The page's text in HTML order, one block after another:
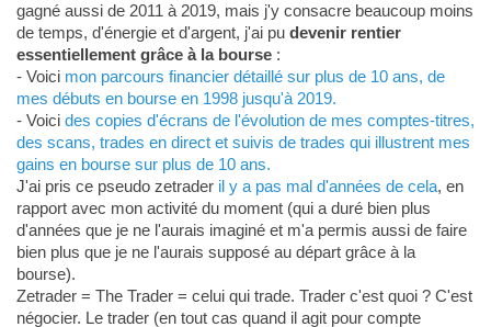
gagné aussi de 2011 à 2019, mais j'y consacre beaucoup moins
de temps, d'énergie et d'argent, j'ai pu devenir rentier
essentiellement grâce à la bourse:
- Voici mon parcours financier détaillé sur plus de 10 ans, de
mes débuts en bourse en 1998 jusqu'à 2019.
- Voici des copies d'écrans de l'évolution de mes comptes-titres,
des scans, trades en direct et suivis de trades qui illustrent mes
gains en bourse sur plus de 10 ans.
J'ai pris ce pseudo zetrader il y a pas mal d'années de cela, en
rapport avec mon activité du moment (qui a duré bien plus
d'années que je ne l'aurais imaginé et m'a permis aussi de faire
bien plus que je ne l'aurais supposé au départ grâce à la
bourse).
Zetrader = The Trader = celui qui trade. Trader c'est quoi ? C'est
négocier. Le trader (en tout cas quand il agit pour compte